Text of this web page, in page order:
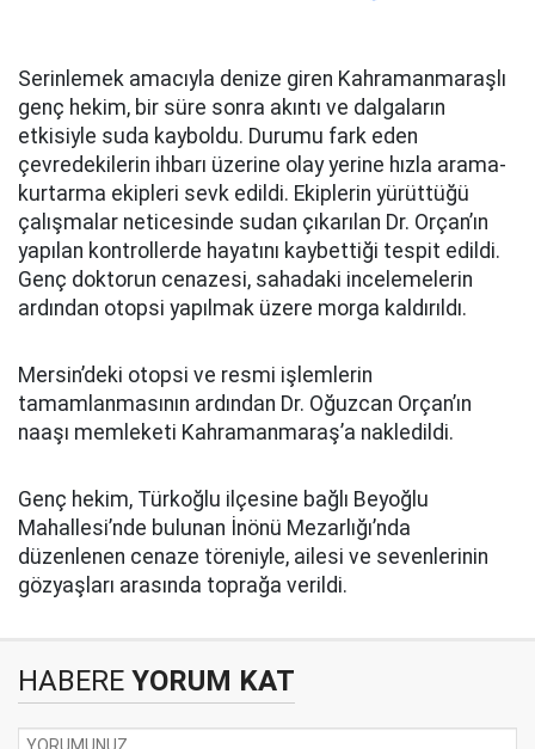
Serinlemek amacıyla denize giren Kahramanmaraşlı
genç hekim, bir süre sonra akıntı ve dalgaların
etkisiyle suda kayboldu. Durumu fark eden
çevredekilerin ihbarı üzerine olay yerine hızla arama-
kurtarma ekipleri sevk edildi. Ekiplerin yürüttüğü
çalışmalar neticesinde sudan çıkarılan Dr. Orçan’ın
yapılan kontrollerde hayatını kaybettiği tespit edildi.
Genç doktorun cenazesi, sahadaki incelemelerin
ardından otopsi yapılmak üzere morga kaldırıldı.
Mersin’deki otopsi ve resmi işlemlerin
tamamlanmasının ardından Dr. Oğuzcan Orçan’ın
naaşı memleketi Kahramanmaraş’a nakledildi.
Genç hekim, Türkoğlu ilçesine bağlı Beyoğlu
Mahallesi’nde bulunan İnönü Mezarlığı’nda
düzenlenen cenaze töreniyle, ailesi ve sevenlerinin
gözyaşları arasında toprağa verildi.
HABERE YORUM KAT